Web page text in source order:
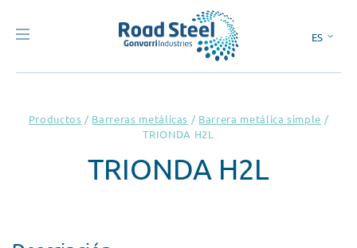
ES
Productos / Barreras metálicas / Barrera metálica simple /
TRIONDA H2L
TRIONDA H2L